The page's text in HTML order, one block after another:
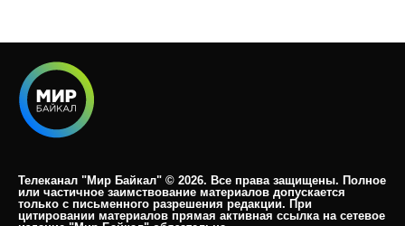
Телеканал "Мир Байкал" © 2026. Все права защищены. Полное
или частичное заимствование материалов допускается
только с письменного разрешения редакции. При
цитировании материалов прямая активная ссылка на сетевое